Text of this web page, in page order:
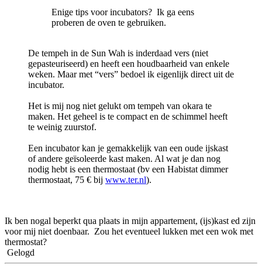
Enige tips voor incubators? Ik ga eens
proberen de oven te gebruiken.
De tempeh in de Sun Wah is inderdaad vers (niet
gepasteuriseerd) en heeft een houdbaarheid van enkele
weken. Maar met “vers” bedoel ik eigenlijk direct uit de
incubator.
Het is mij nog niet gelukt om tempeh van okara te
maken. Het geheel is te compact en de schimmel heeft
te weinig zuurstof.
Een incubator kan je gemakkelijk van een oude ijskast
of andere geïsoleerde kast maken. Al wat je dan nog
nodig hebt is een thermostaat (bv een Habistat dimmer
thermostaat, 75 € bij www.ter.nl).
Ik ben nogal beperkt qua plaats in mijn appartement, (ijs)kast ed zijn
voor mij niet doenbaar. Zou het eventueel lukken met een wok met
thermostat?
Gelogd